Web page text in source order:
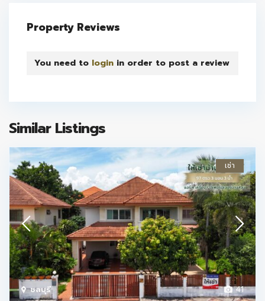
Property Reviews
You need to login in order to post a review
Similar Listings
41
ชลบุรี
เช่า